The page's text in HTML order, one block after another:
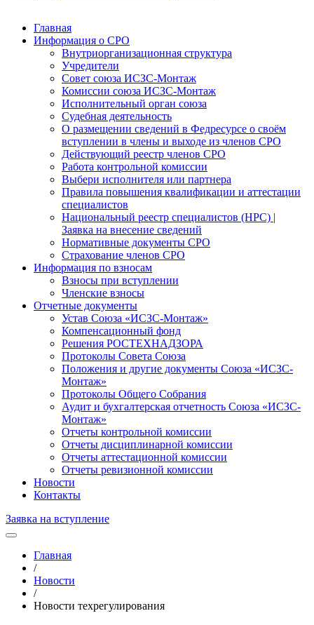
Главная
Информация о СРО
Внутриорганизационная структура
Учредители
Совет союза ИСЗС-Монтаж
Комиссии союза ИСЗС-Монтаж
Исполнительный орган союза
Судебная деятельность
О размещении сведений в Федресурсе о своём
вступлении в члены и выходе из членов СРО
Действующий реестр членов СРО
Работа контрольной комиссии
Выбери исполнителя или партнера
Правила повышения квалификации и аттестации
специалистов
Национальный реестр специалистов (НРС) |
Заявка на внесение сведений
Нормативные документы СРО
Страхование членов СРО
Информация по взносам
Взносы при вступлении
Членские взносы
Отчетные документы
Устав Союза «ИСЗС-Монтаж»
Компенсационный фонд
Решения РОСТЕХНАДЗОРА
Протоколы Совета Союза
Положения и другие документы Союза «ИСЗС-
Монтаж»
Протоколы Общего Собрания
Аудит и бухгалтерская отчетность Союза «ИСЗС-
Монтаж»
Отчеты контрольной комиссии
Отчеты дисциплинарной комиссии
Отчеты аттестационной комиссии
Отчеты ревизионной комиссии
Новости
Контакты
Заявка на вступление
Главная
/
Новости
/
Новости техрегулирования